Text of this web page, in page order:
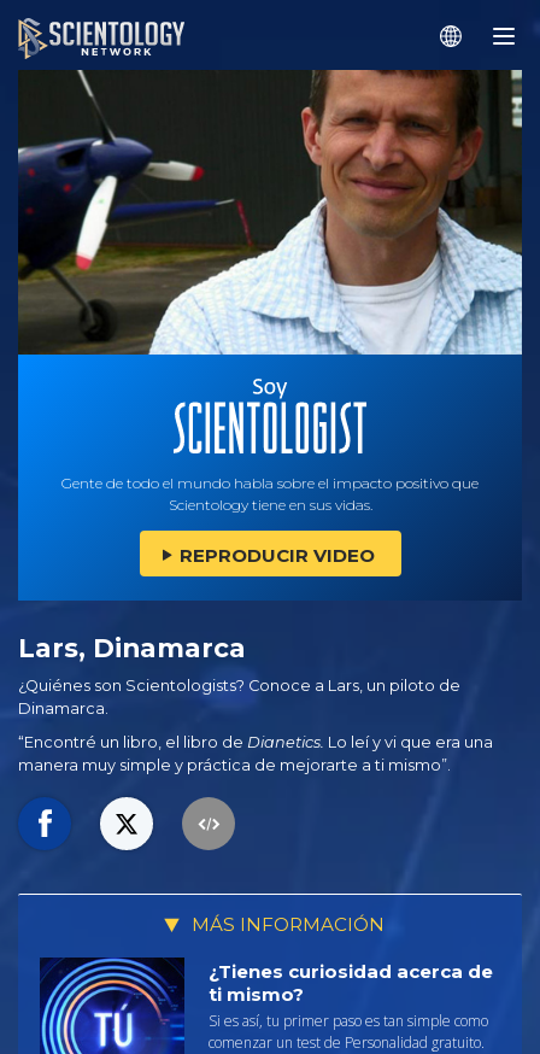
Gente de todo el mundo habla sobre el impacto positivo que
Scientology tiene en sus vidas.
REPRODUCIR VIDEO
Lars, Dinamarca
¿Quiénes son Scientologists? Conoce a Lars, un piloto de
Dinamarca.
“Encontré un libro, el libro de Dianetics. Lo leí y vi que era una
manera muy simple y práctica de mejorarte a ti mismo”.
MÁS INFORMACIÓN
¿Tienes curiosidad acerca de
ti mismo?
Si es así, tu primer paso es tan simple como
comenzar un test de Personalidad gratuito.